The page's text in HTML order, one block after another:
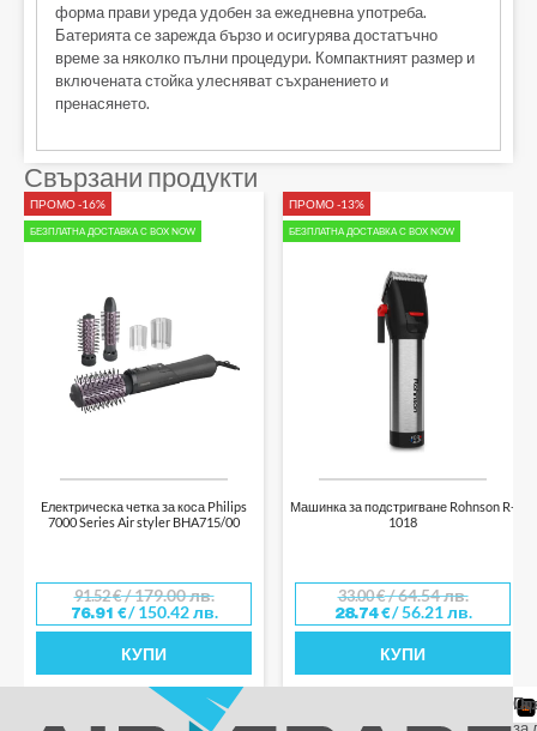
форма прави уреда удобен за ежедневна употреба.
Батерията се зарежда бързо и осигурява достатъчно
време за няколко пълни процедури. Компактният размер и
включената стойка улесняват съхранението и
пренасянето.
Свързани продукти
ПРОМО -16%
БЕЗПЛАТНА ДОСТАВКА С BOX NOW
Eлектрическа четка за коса Philips
7000 Series Air styler BHA715/00
91.52€/ 179.00 лв.
76.91 €/ 150.42 лв.
КУПИ
ПРОМО -13%
БЕЗПЛАТНА ДОСТАВКА С BOX NOW
Машинка за подстригване Rohnson R-
1018
33.00€/ 64.54 лв.
28.74€/ 56.21 лв.
КУПИ